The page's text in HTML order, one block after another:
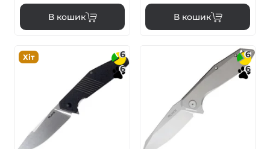
В кошик В кошик
Хіт
6
6
6
6